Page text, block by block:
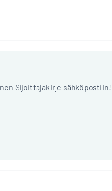
Sijoittajakirje sähköpostiin!